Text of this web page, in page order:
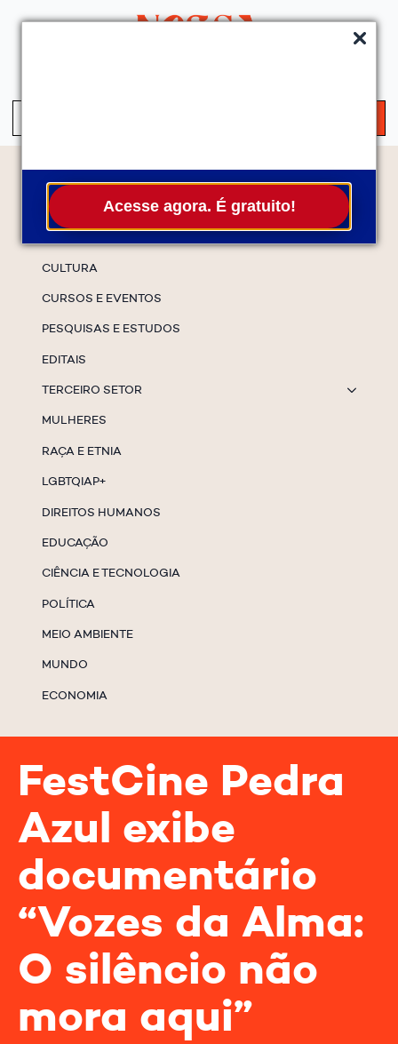
Acesse agora. É gratuito!
Temas
CULTURA
CURSOS E EVENTOS
PESQUISAS E ESTUDOS
EDITAIS
TERCEIRO SETOR
MULHERES
RAÇA E ETNIA
LGBTQIAP+
DIREITOS HUMANOS
EDUCAÇÃO
CIÊNCIA E TECNOLOGIA
POLÍTICA
MEIO AMBIENTE
MUNDO
ECONOMIA
FestCine Pedra
Azul exibe
documentário
“Vozes da Alma:
O silêncio não
mora aqui”